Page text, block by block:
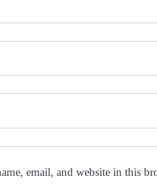
email, and website in this